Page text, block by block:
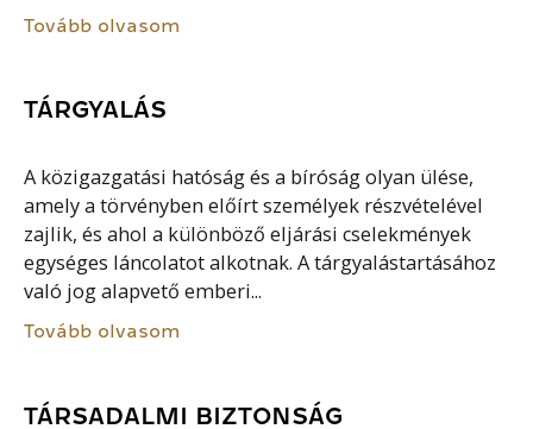
Tovább olvasom
TÁRGYALÁS
A közigazgatási hatóság és a bíróság olyan ülése,
amely a törvényben előírt személyek részvételével
zajlik, és ahol a különböző eljárási cselekmények
egységes láncolatot alkotnak. A tárgyalástartásához
való jog alapvető emberi...
Tovább olvasom
TÁRSADALMI BIZTONSÁG